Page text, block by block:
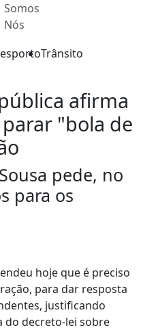
Somos
Nós
Trânsito
afirma
"bola de
pede, no
para os
hoje que é preciso
para dar resposta
justificando
do decreto-lei sobre